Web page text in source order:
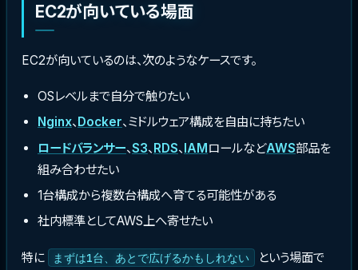
EC2が向いている場面
EC2が向いているのは、次のようなケースです。
OSレベルまで自分で触りたい
Nginx、 Docker、ミドルウェア構成を自由に持ちたい
ロードバランサー、S3、 RDS、 IAMロールなどAWS部品を
組み合わせたい
1台構成から複数台構成へ育てる可能性がある
社内標準としてAWS上へ寄せたい
特に まずは1台、あとで広げるかもしれない
という場面で